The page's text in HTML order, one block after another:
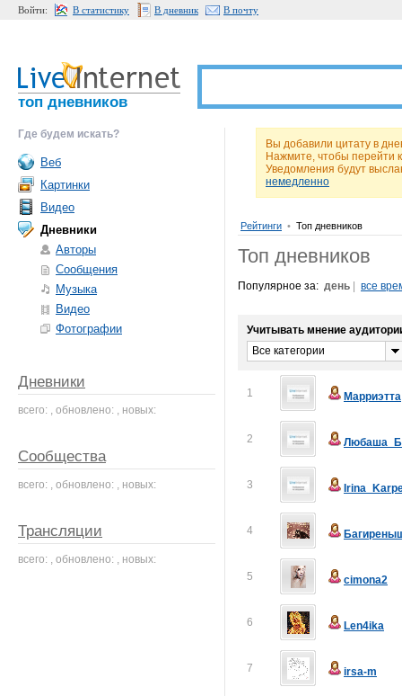
Войти: В статистику В дневник В почту
топ дневников
Вы добавили цитату в
Нажмите, чтобы перейти
Уведомления будут
немедленно
Рейтинги • Топ дневников
Топ дневников
Популярное за: день все
Учитывать мнение
Все категории
1 Марриэтта
2
3
4
5 cimona2
6 Len4ika
7 irsa-m
Где будем искать?
Веб
Картинки
Видео
Дневники
Авторы
Сообщения
Музыка
Видео
Фотографии
Дневники
всего: , обновлено: , новых:
Сообщества
всего: , обновлено: , новых:
Трансляции
всего: , обновлено: , новых: